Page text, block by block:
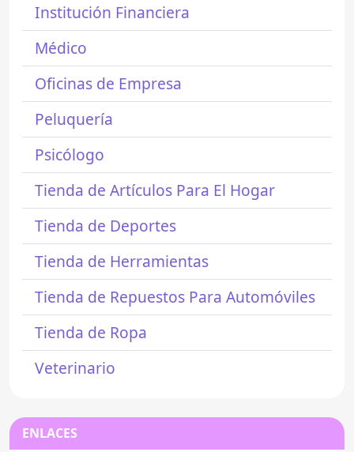
Institución Financiera
Médico
Oficinas de Empresa
Peluquería
Psicólogo
Tienda de Artículos Para El Hogar
Tienda de Deportes
Tienda de Herramientas
Tienda de Repuestos Para Automóviles
Tienda de Ropa
Veterinario
ENLACES